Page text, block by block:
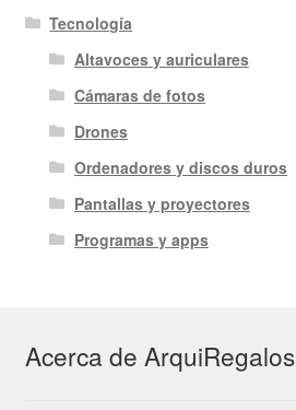
Tecnología
Altavoces y auriculares
Cámaras de fotos
Drones
Ordenadores y discos duros
Pantallas y proyectores
Programas y apps
Acerca de ArquiRegalos